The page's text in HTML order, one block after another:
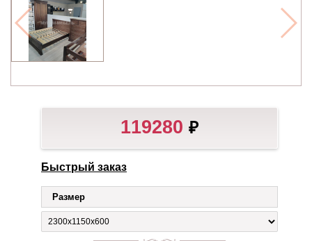
119280 ₽
Быстрый заказ
Размер